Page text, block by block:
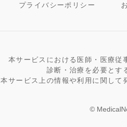
プライバシーポリシー
本サービスにおける医師・医療従
診断・治療を必要とす
本サービス上の情報や利用に関し
©